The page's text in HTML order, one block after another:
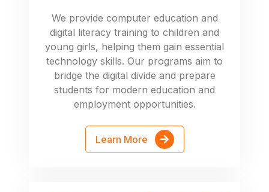
We provide computer education and
digital literacy training to children and
young girls, helping them gain essential
technology skills. Our programs aim to
bridge the digital divide and prepare
students for modern education and
employment opportunities.
Learn More